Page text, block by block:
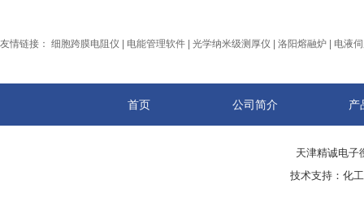
友情链接： 细胞跨膜电阻仪 电能管理软件 光学纳米级测厚仪 洛阳熔融炉 电液
首页 公司简介 产
天津精诚电
技术支持： 化